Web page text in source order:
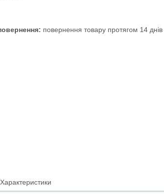
повернення товару протягом 14 днів
Характеристики